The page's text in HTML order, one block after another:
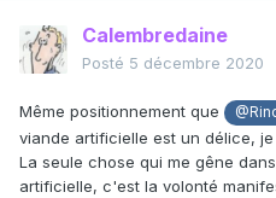
Calembredaine
Posté 5 décembre 2020
Même positionnement que
viande artificielle est un délice,
La seule chose qui me gêne
artificielle, c'est la volonté